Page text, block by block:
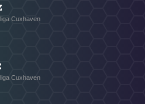
Cuxhaven
Cuxhaven